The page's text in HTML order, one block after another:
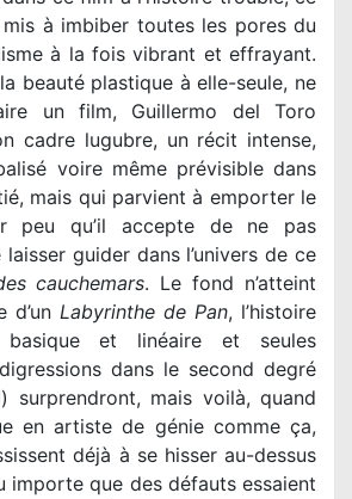
mis à imbiber toutes les pores du
à la fois vibrant et effrayant.
beauté plastique à elle-seule, ne
un film, Guillermo del Toro
cadre lugubre, un récit intense,
voire même prévisible dans
mais qui parvient à emporter le
peu qu’il accepte de ne pas
guider dans l’univers de ce
cauchemars. Le fond n’atteint
d’un Labyrinthe de Pan, l’histoire
basique et linéaire et seules
dans le second degré
surprendront, mais voilà, quand
en artiste de génie comme ça,
déjà à se hisser au-dessus
importe que des défauts essaient